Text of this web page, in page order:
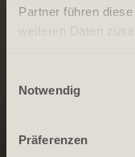
Partner führen
weiteren Daten
Notwendig
Präferenzen